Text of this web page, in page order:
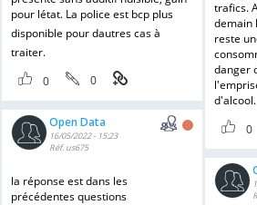
pour létat. La police est bcp plus
disponible pour dautres cas à
traiter.
0
0
trafics.
demain
reste
danger
d'alcool.
0
Open Data
16/05/2022 - 15:23
Réf. us675
la réponse est dans les
précédentes questions